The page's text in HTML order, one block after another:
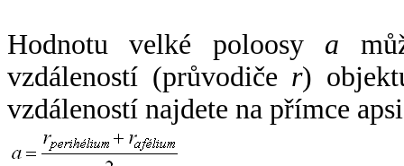
Hodnotu velké poloosy a
vzdáleností (průvodiče r)
vzdáleností najdete na přímce